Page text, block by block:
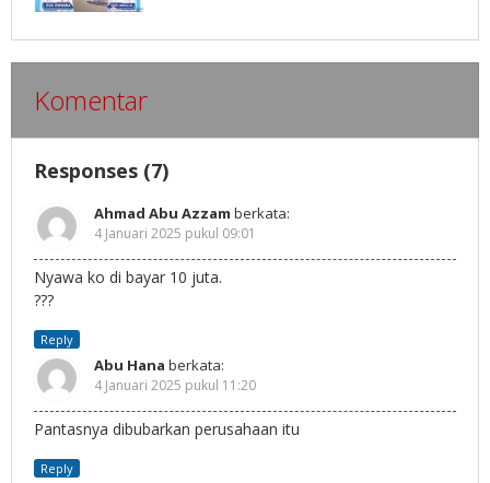
Komentar
Responses (7)
Ahmad Abu Azzam berkata:
4 Januari 2025 pukul 09:01
Nyawa ko di bayar 10 juta.
???
Reply
Abu Hana berkata:
4 Januari 2025 pukul 11:20
Pantasnya dibubarkan perusahaan itu
Reply